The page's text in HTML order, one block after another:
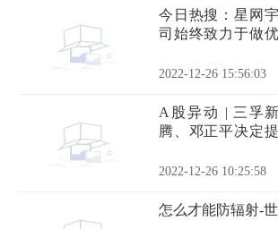
今日热搜：星网
司始终致力于做
2022-12-26 15:56:03
A股异动 | 三孚
腾、邓正平决定
2022-12-26 10:25:58
怎么才能防辐射-